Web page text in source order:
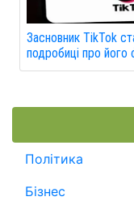
Засновник TikTok
подробиці про його
Політика
Бізнес